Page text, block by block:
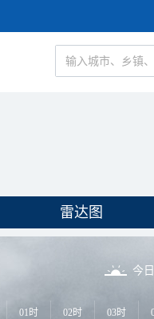
雷达图
今
01时 02时 03时